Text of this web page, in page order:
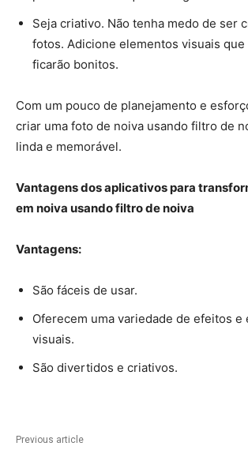
Seja criativo. Não tenha medo de ser
fotos. Adicione elementos visuais que
ficarão bonitos.
Com um pouco de planejamento e
criar uma foto de noiva usando filtro de
linda e memorável.
Vantagens dos aplicativos para
em noiva usando filtro de noiva
Vantagens:
São fáceis de usar.
Oferecem uma variedade de efeitos e
visuais.
São divertidos e criativos.
Previous article